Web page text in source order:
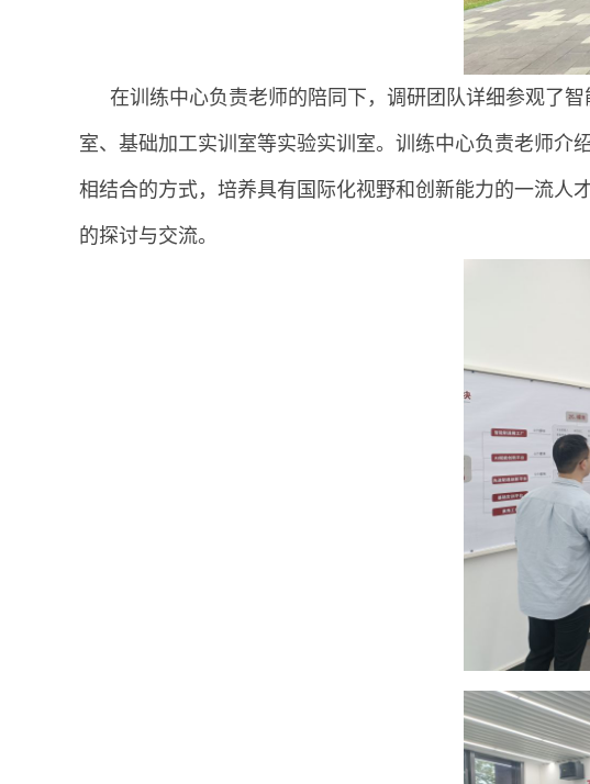
在训练中心负责老师的陪同下，调研团队详细参观了
室、基础加工实训室等实验实训室。训练中心负责老师介
相结合的方式，培养具有国际化视野和创新能力的一流人
的探讨与交流。